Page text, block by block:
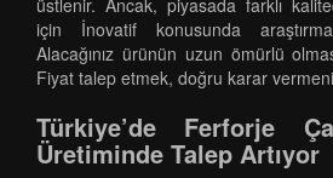
üstlenir. Ancak, piyasada farklı
için İnovatif konusunda
Alacağınız ürünün uzun ömürlü
Fiyat talep etmek, doğru karar
Türkiye’de Ferforje
Üretiminde Talep Artıyor